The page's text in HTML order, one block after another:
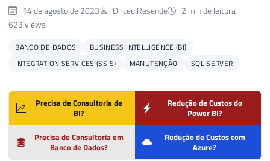
14 de agosto de 2023 Dirceu Resende
2 min de leitura
623 views
BANCO DE DADOS
BUSINESS INTELLIGENCE (BI)
INTEGRATION SERVICES (SSIS)
MANUTENÇÃO SQL SERVER
Precisa de Consultoria de
BI?
Redução de Custos do
Power BI?
Precisa de Consultoria em
Banco de Dados?
Redução de Custos com
Azure?